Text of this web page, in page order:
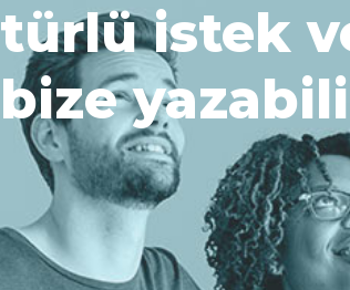
türlü istek
bize